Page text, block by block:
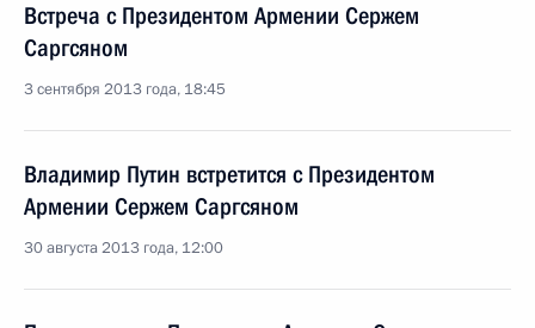
Встреча с Президентом Армении Сержем
Саргсяном
3 сентября 2013 года, 18:45
Владимир Путин встретится с Президентом
Армении Сержем Саргсяном
30 августа 2013 года, 12:00